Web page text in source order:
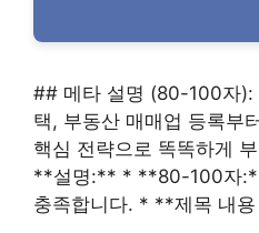
## 메타 설명 (80-100자):
택, 부동산 매매업 등록부
핵심 전략으로 똑똑하게
**설명:** * **80-100자
충족합니다. * **제목 내